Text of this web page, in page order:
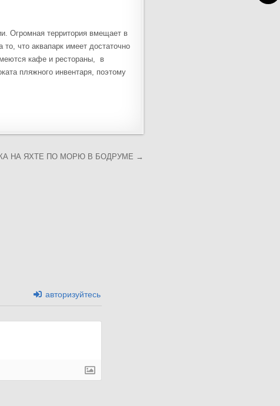
Огромная территория вмещает в
что аквапарк имеет достаточно
кафе и рестораны, в
пляжного инвентаря, поэтому
НА ЯХТЕ ПО МОРЮ В БОДРУМЕ →
авторизуйтесь